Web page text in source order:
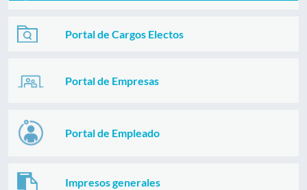
Portal de Cargos Electos
Portal de Empresas
Portal de Empleado
Impresos generales